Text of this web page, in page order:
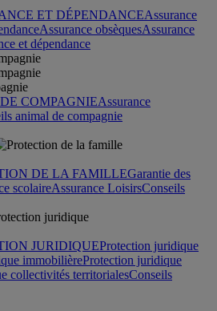
ET DÉPENDANCEAssurance
Assurance obsèquesAssurance
et dépendance
COMPAGNIEAssurance
animal de compagnie
DE LA FAMILLEGarantie des
scolaireAssurance LoisirsConseils
JURIDIQUEProtection juridique
immobilièreProtection juridique
collectivités territorialesConseils